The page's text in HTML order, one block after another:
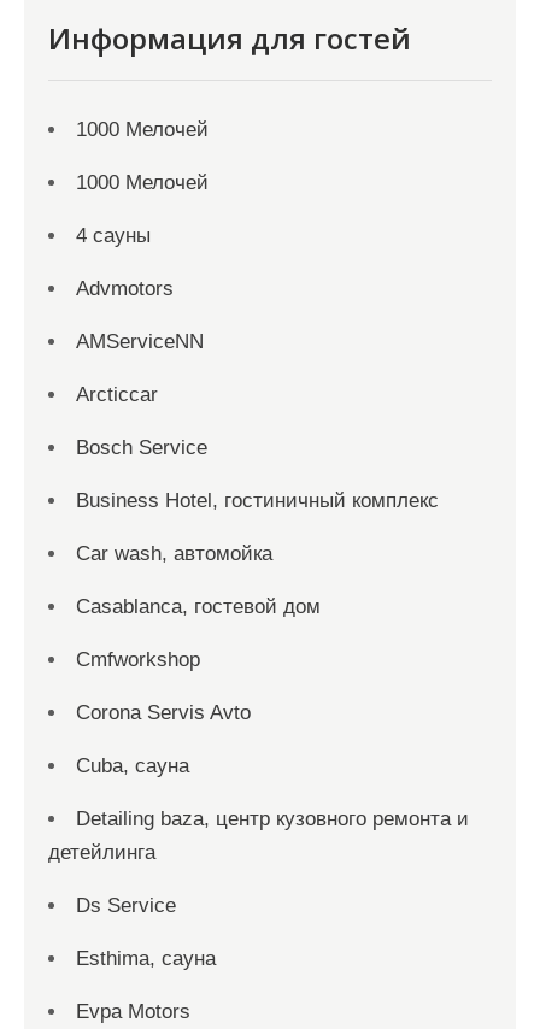
Информация для гостей
1000 Мелочей
1000 Мелочей
4 сауны
Advmotors
AMServiceNN
Arcticcar
Bosch Service
Business Hotel, гостиничный комплекс
Car wash, автомойка
Casablanca, гостевой дом
Cmfworkshop
Corona Servis Avto
Cuba, сауна
Detailing baza, центр кузовного ремонта и
детейлинга
Ds Service
Esthima, сауна
Evpa Motors